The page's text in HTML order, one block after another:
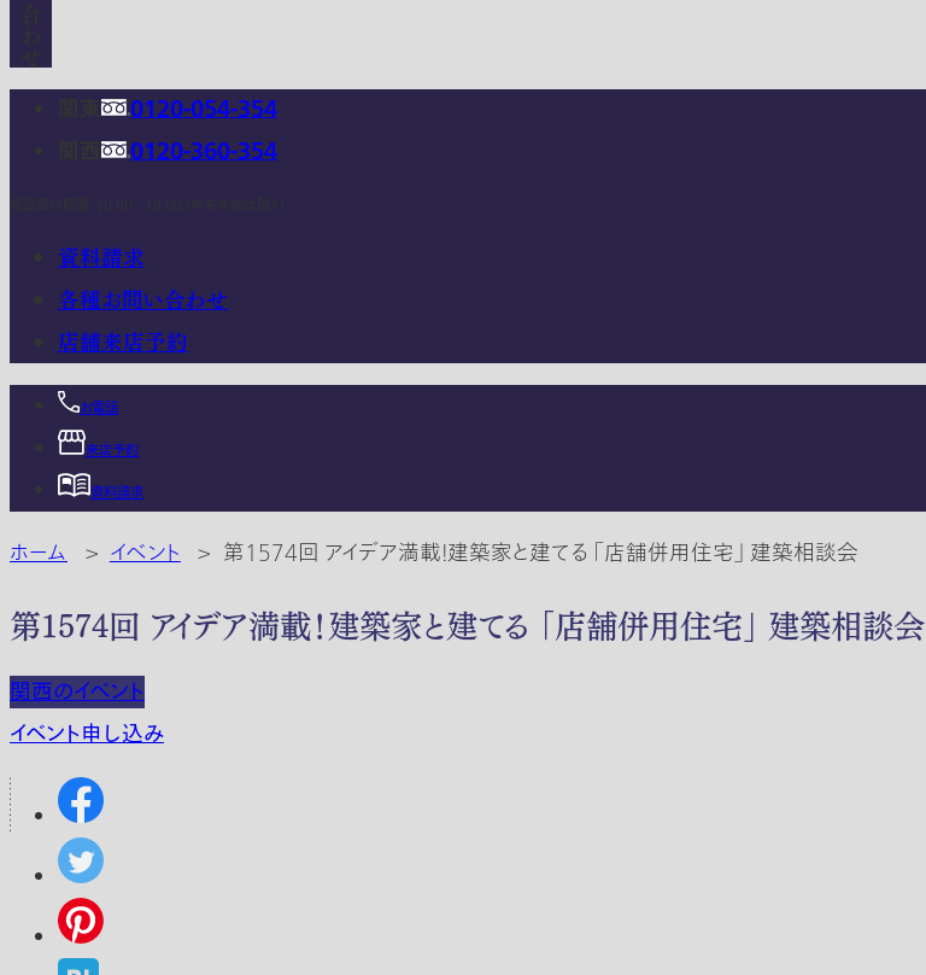
0120-054-354
0120-360-354
資料請求
各種お問い合わせ
店舗来店予約
お電話
来店予約
資料請求
ホーム > イベント > 第1574回 アイデア満載！建築家と建てる 「店舗併用住宅」 建築相談会
第1574回 アイデア満載！建築家と建てる 「店舗併用住宅」 建築相談会
関西のイベント
イベント申し込み